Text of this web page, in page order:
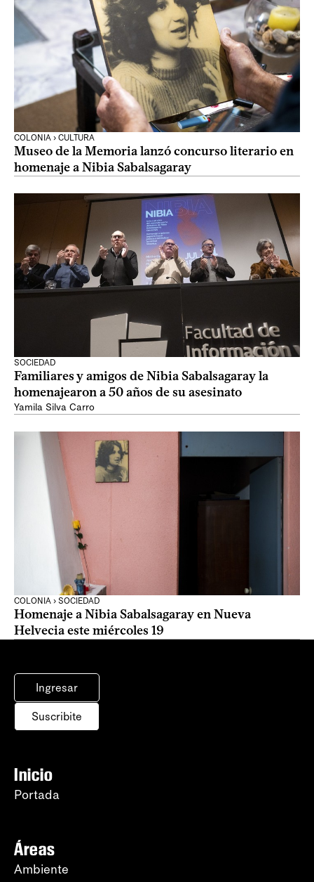
COLONIA › CULTURA
Museo de la Memoria lanzó concurso literario en
homenaje a Nibia Sabalsagaray
SOCIEDAD
Familiares y amigos de Nibia Sabalsagaray la
homenajearon a 50 años de su asesinato
Yamila Silva Carro
COLONIA › SOCIEDAD
Homenaje a Nibia Sabalsagaray en Nueva
Helvecia este miércoles 19
Ingresar
Suscribite
Inicio
Portada
Áreas
Ambiente